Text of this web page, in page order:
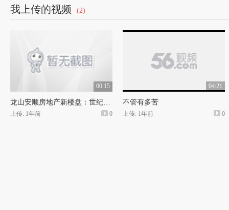
我上传的视频 (2)
00:15
龙山安顺房地产新楼盘：世纪新村
上传: 1年前 0
04:21
不管有多苦
上传: 1年前 0